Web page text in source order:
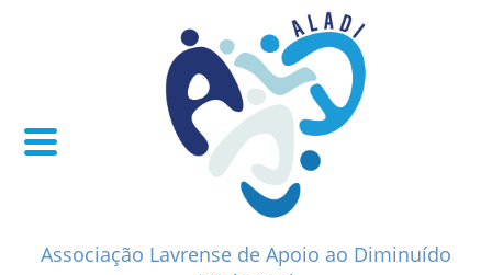
Associação Lavrense de Apoio ao Diminuído